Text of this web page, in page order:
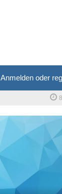
Anmelden oder